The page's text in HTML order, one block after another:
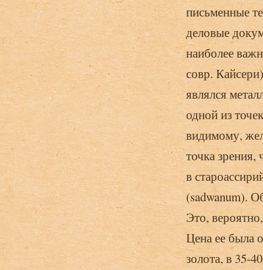
письменные
деловые
наиболее
совр.
являлся
одной из
видимому,
точка зрения,
в
(sadwanum).
Это,
Цена ее была
золота, в 35-